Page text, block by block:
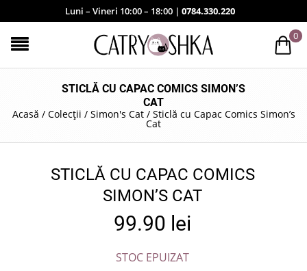
Luni – Vineri 10:00 – 18:00 | 0784.330.220
0
STICLĂ CU CAPAC COMICS SIMON’S
CAT
Acasă / Colecții / Simon's Cat/ Sticlă cu Capac Comics Simon’s
Cat
STICLĂ CU CAPAC COMICS
SIMON’S CAT
99.90 lei
STOC EPUIZAT